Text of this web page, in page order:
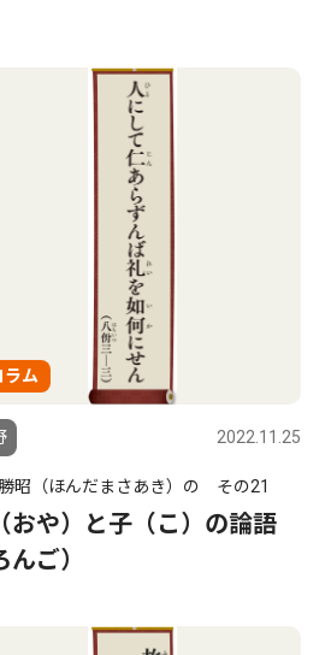
ラム
2022.11.25
昭（ほんだまさあき）の その21
おや）と子（こ）の論語
んご）